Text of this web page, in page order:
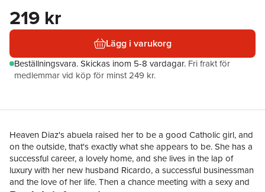
219 kr
Lägg i varukorg
Beställningsvara.Skickas inom 5-8 vardagar. Fri frakt för
medlemmar vid köp för minst 249 kr.
Heaven Diaz's abuela raised her to be a good Catholic girl, and
on the outside, that's exactly what she appears to be. She has a
successful career, a lovely home, and she lives in the lap of
luxury with her new husband Ricardo, a successful businessman
and the love of her life. Then a chance meeting with a sexy and